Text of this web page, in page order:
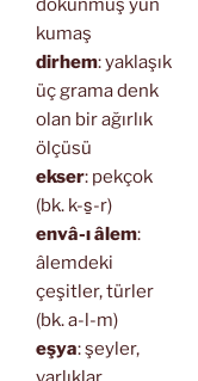
dokunmuş yün
kumaş
dirhem: yaklaşık
üç grama denk
olan bir ağırlık
ölçüsü
ekser: pekçok
(bk. k-s̱-r)
envâ-ı âlem:
âlemdeki
çeşitler, türler
(bk. a-l-m)
eşya: şeyler,